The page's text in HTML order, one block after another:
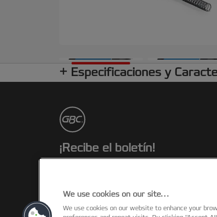
Especificaciones y
¡Recibe el boletín!
confort de tu escritorio!
We use cookies on our site…
We use cookies on our website to enhance your